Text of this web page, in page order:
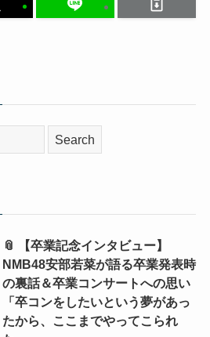
📎 【卒業記念インタビュー】
NMB48安部若菜が語る卒業発表時
の裏話＆卒業コンサートへの思い
「卒コンをしたいという夢があっ
たから、ここまでやってこられ